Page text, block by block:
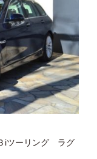
iツーリング ラグ